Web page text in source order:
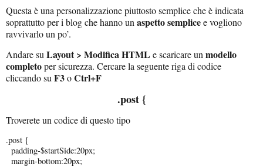
Questa è una personalizzazione piuttosto semplice che è indicata
soprattutto per i blog che hanno unaspetto semplicee vogliono
ravvivarlo un po’.
Andare su Layout > Modifica HTML e scaricare un modello
completoper sicurezza. Cercare la seguente riga di codice
cliccando su F3oCtrl+F
.post {
Troverete un codice di questo tipo
.post {
padding-$startSide:20px;
margin-bottom:20px;